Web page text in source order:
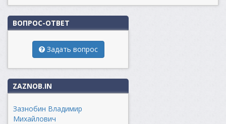
ВОПРОС-ОТВЕТ
Задать вопрос
ZAZNOB.IN
Зазнобин Владимир
Михайлович